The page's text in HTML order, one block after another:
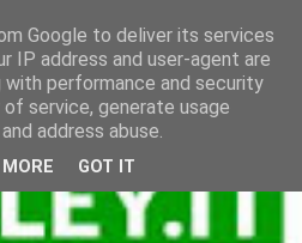
Google to deliver its services
IP address and user-agent are
with performance and security
service, generate usage
address abuse.
GOT IT